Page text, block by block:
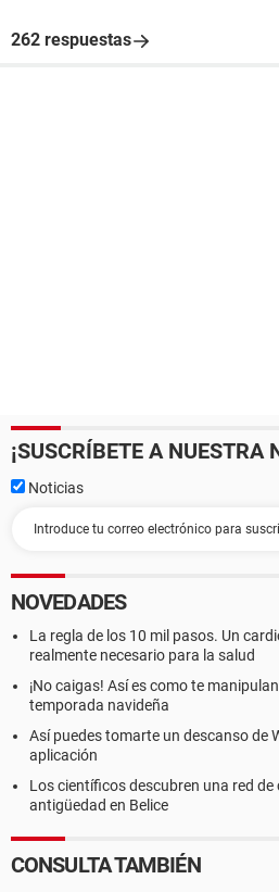
262 respuestas
¡SUSCRÍBETE A NUESTRA
Noticias
NOVEDADES
La regla de los 10 mil pasos. Un
realmente necesario para la salud
¡No caigas! Así es como te
temporada navideña
Así puedes tomarte un descanso de
aplicación
Los científicos descubren una red
antigüedad en Belice
CONSULTA TAMBIÉN